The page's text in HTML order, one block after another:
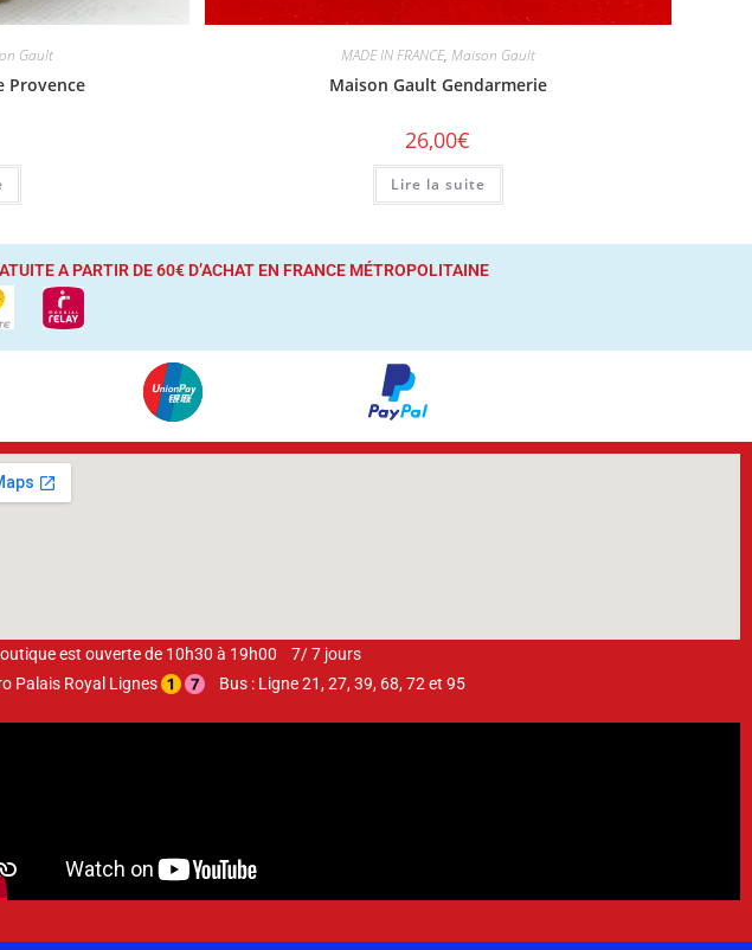
Gault
Provence
MADE IN FRANCE, Maison Gault
Maison Gault Gendarmerie
26,00€
Lire la suite
A PARTIR DE 60€ D’ACHAT EN FRANCE MÉTROPOLITAINE
est ouverte de 10h30 à 19h00 7/ 7 jours
Palais Royal Lignes
Bus : Ligne 21, 27, 39, 68, 72 et 95